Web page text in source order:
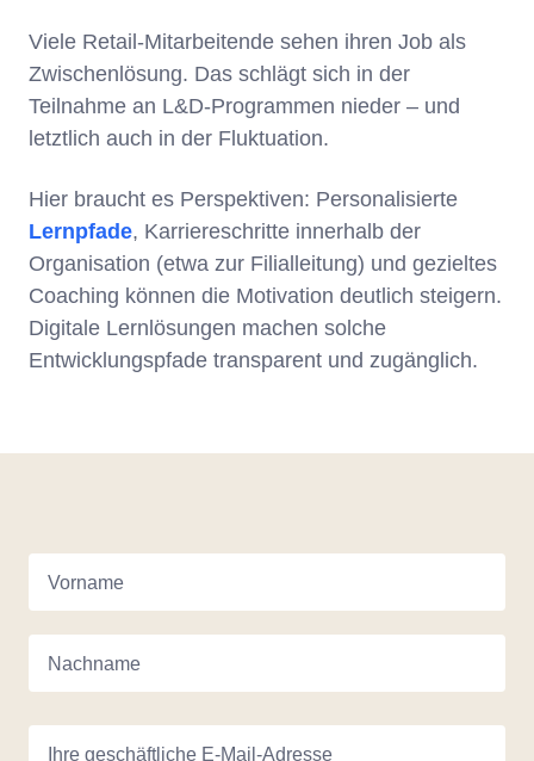
Viele Retail-Mitarbeitende sehen ihren Job als
Zwischenlösung. Das schlägt sich in der
Teilnahme an L&D-Programmen nieder – und
letztlich auch in der Fluktuation.
Hier braucht es Perspektiven: Personalisierte
Lernpfade, Karriereschritte innerhalb der
Organisation (etwa zur Filialleitung) und gezieltes
Coaching können die Motivation deutlich steigern.
Digitale Lernlösungen machen solche
Entwicklungspfade transparent und zugänglich.
Vorname
Nachname
Ihre geschäftliche E-Mail-Adresse